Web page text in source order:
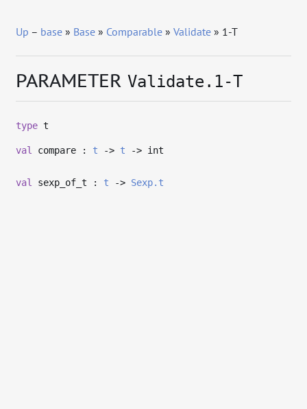
Up – base » Base » Comparable »Validate » 1-T
PARAMETERValidate.1-T
type t
val compare : t -> t -> int
val sexp_of_t : t -> Sexp.t